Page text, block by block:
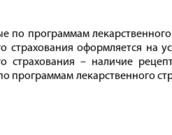
по программам
страхования оформляется на
страхования – наличие
программам лекарственного